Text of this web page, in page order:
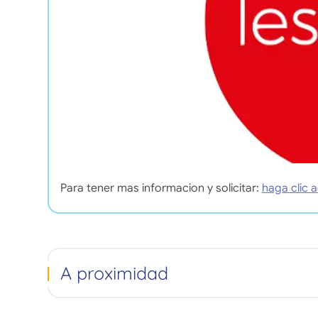
Para tener mas informacion y solicitar: haga clic
A proximidad